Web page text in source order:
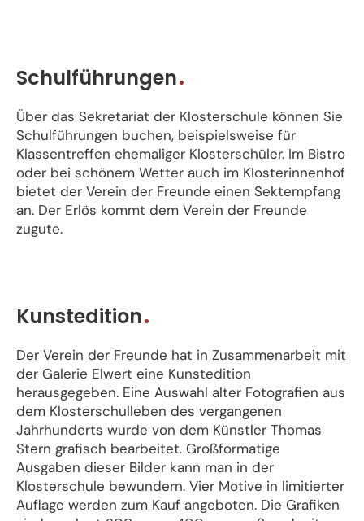
Schulführungen
Über das Sekretariat der Klosterschule können Sie
Schulführungen buchen, beispielsweise für
Klassentreffen ehemaliger Klosterschüler. Im Bistro
oder bei schönem Wetter auch im Klosterinnenhof
bietet der Verein der Freunde einen Sektempfang
an. Der Erlös kommt dem Verein der Freunde
zugute.
Kunstedition
Der Verein der Freunde hat in Zusammenarbeit mit
der Galerie Elwert eine Kunstedition
herausgegeben. Eine Auswahl alter Fotografien aus
dem Klosterschulleben des vergangenen
Jahrhunderts wurde von dem Künstler Thomas
Stern grafisch bearbeitet. Großformatige
Ausgaben dieser Bilder kann man in der
Klosterschule bewundern. Vier Motive in limitierter
Auflage werden zum Kauf angeboten. Die Grafiken